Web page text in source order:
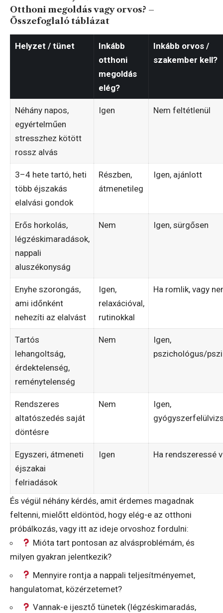
Otthoni megoldás vagy orvos? –
Összefoglaló táblázat
Helyzet / tünet
Inkább
otthoni
megoldás
elég?
Inkább orvos /
szakember kell?
Néhány napos,
egyértelműen
stresszhez kötött
rossz alvás
Igen Nem feltétlenül
3–4 hete tartó, heti
több éjszakás
elalvási gondok
Részben,
átmenetileg
Igen, ajánlott
Erős horkolás,
légzéskimaradások,
nappali
aluszékonyság
Nem Igen, sürgősen
Enyhe szorongás,
ami időnként
nehezíti az elalvást
Igen,
relaxációval,
rutinokkal
Ha romlik, vagy
Tartós
lehangoltság,
érdektelenség,
reménytelenség
Nem
Igen,
pszichológus/
Rendszeres
altatószedés saját
döntésre
Nem
Igen,
Egyszeri, átmeneti
éjszakai
felriadások
Igen Ha rendszeressé
És végül néhány kérdés, amit érdemes magadnak
feltenni, mielőtt eldöntöd, hogy elég-e az otthoni
próbálkozás, vagy itt az ideje orvoshoz fordulni:
Mióta tart pontosan az alvásproblémám, és
milyen gyakran jelentkezik?
Mennyire rontja a nappali teljesítményemet,
hangulatomat, közérzetemet?
Vannak-e ijesztő tünetek (légzéskimaradás,